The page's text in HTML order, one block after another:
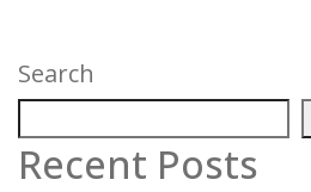
Search
Recent Posts